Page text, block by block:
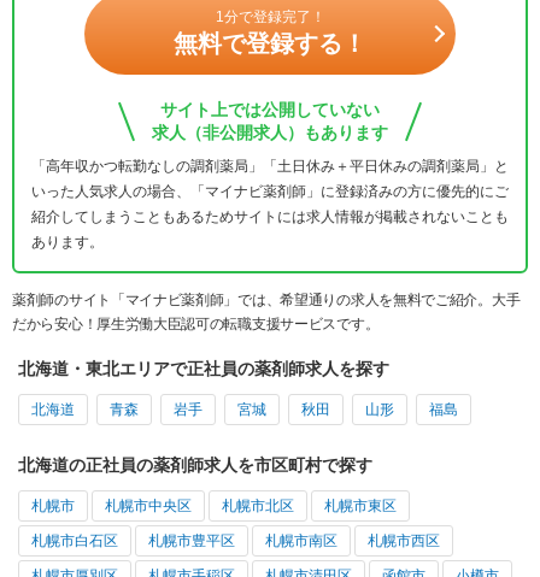
1分で登録完了！
無料で登録する！
サイト上では公開していない
求人（非公開求人）もあります
「高年収かつ転勤なしの調剤薬局」「土日休み＋平日休みの調剤薬局」と
いった人気求人の場合、「マイナビ薬剤師」に登録済みの方に優先的にご
紹介してしまうこともあるためサイトには求人情報が掲載されないことも
あります。
薬剤師のサイト「マイナビ薬剤師」では、希望通りの求人を無料でご紹介。大手
だから安心！厚生労働大臣認可の転職支援サービスです。
北海道・東北エリアで正社員の薬剤師求人を探す
北海道 青森 岩手 宮城 秋田 山形 福島
北海道の正社員の薬剤師求人を市区町村で探す
札幌市 札幌市中央区 札幌市北区 札幌市東区
札幌市白石区 札幌市豊平区 札幌市南区 札幌市西区